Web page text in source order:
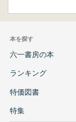
本を探す
六一書房の本
ランキング
特価図書
特集